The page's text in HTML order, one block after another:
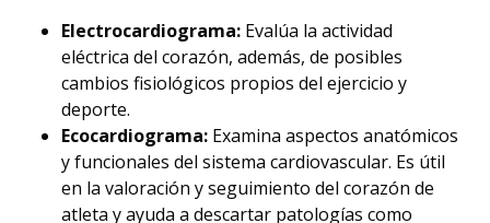
Electrocardiograma: Evalúa la actividad
eléctrica del corazón, además, de posibles
cambios fisiológicos propios del ejercicio y
deporte.
Ecocardiograma: Examina aspectos anatómicos
y funcionales del sistema cardiovascular. Es útil
en la valoración y seguimiento del corazón de
atleta y ayuda a descartar patologías como